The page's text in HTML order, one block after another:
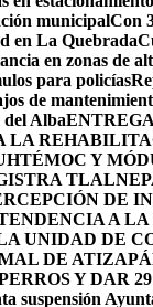
municipalCon
en La Quebrada
en zonas de
para policías
de
del Alba
LA
Y
DE
A
UNIDAD DE
DE
Y DAR
suspensión